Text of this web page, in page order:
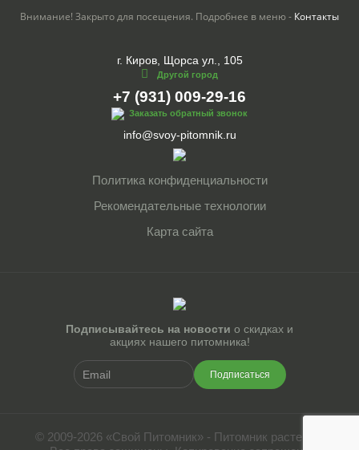
Внимание! Закрыто для посещения. Подробнее в меню - Контакты
г. Киров, Щорса ул., 105
Другой город
+7 (931) 009-29-16
Заказать обратный звонок
info@svoy-pitomnik.ru
Политика конфиденциальности
Рекомендательные технологии
Карта сайта
Подписывайтесь на новости о скидках и
акциях нашего питомника!
Подписаться
© 2009-2026 «Свой Питомник» - Питомник растений.